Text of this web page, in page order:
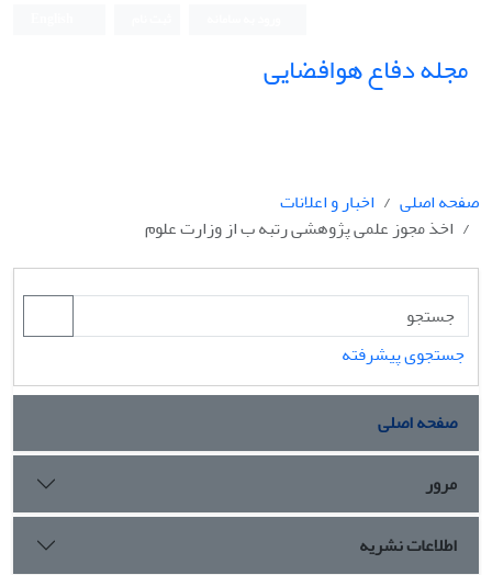
مجله دفاع هوافضایی
صفحه اصلی
اخبار و اعلانات
اخذ مجوز علمی پژوهشی رتبه ب از وزارت علوم
جستجوی پیشرفته
صفحه اصلی
مرور
اطلاعات نشریه